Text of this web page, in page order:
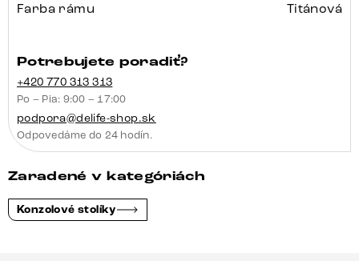
Farba rámu Titánová
Potrebujete poradiť?
+420 770 313 313
Po – Pia: 9:00 – 17:00
podpora@delife-shop.sk
Odpovedáme do 24 hodín.
Zaradené v kategóriách
Konzolové stolíky